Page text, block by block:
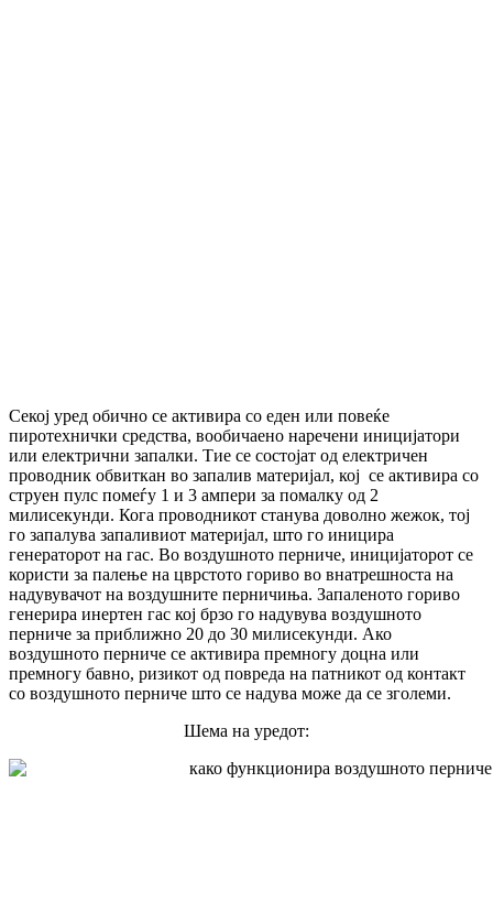
Секој уред обично се активира со еден или повеќе
пиротехнички средства, вообичаено наречени иницијатори
или електрични запалки. Тие се состојат од електричен
проводник обвиткан во запалив материјал, кој се активира со
струен пулс помеѓу 1 и 3 ампери за помалку од 2
милисекунди. Кога проводникот станува доволно жежок, тој
го запалува запаливиот материјал, што го иницира
генераторот на гас. Во воздушното перниче, иницијаторот се
користи за палење на цврстото гориво во внатрешноста на
надувувачот на воздушните перничиња. Запаленото гориво
генерира инертен гас кој брзо го надувува воздушното
перниче за приближно 20 до 30 милисекунди. Ако
воздушното перниче се активира премногу доцна или
премногу бавно, ризикот од повреда на патникот од контакт
со воздушното перниче што се надува може да се зголеми.
Шема на уредот: